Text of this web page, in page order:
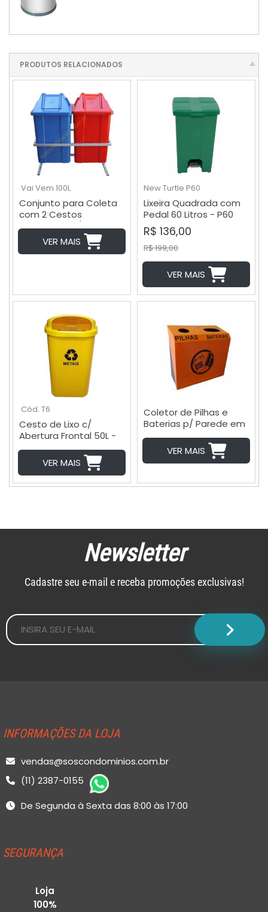
PRODUTOS RELACIONADOS
Vai Vem 100L
Conjunto para Coleta
com 2 Cestos
Quadrados c/ Tampa
Vai Vem 100L - T19
VER MAIS
New Turtle P60
Lixeira Quadrada com
Pedal 60 Litros - P60
R$ 136,00
R$ 199,00
VER MAIS
Cód. T6
Cesto de Lixo c/
Abertura Frontal 50L -
T6
VER MAIS
Coletor de Pilhas e
Baterias p/ Parede em
Aço -M5
VER MAIS
Newsletter
Cadastre seu e-mail e receba promoções exclusivas!
INFORMAÇÕES DA LOJA
vendas@soscondominios.com.br
(11) 2387-0155
De Segunda à Sexta das 8:00 às 17:00
SEGURANÇA
Loja
100%